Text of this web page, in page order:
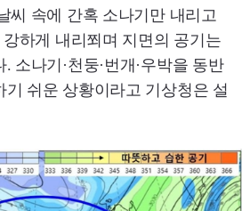
씨 속에 간혹 소나기만 내리고
하게 내리쬐며 지면의 공기는
소나기·천둥·번개·우박을 동반
쉬운 상황이라고 기상청은 설